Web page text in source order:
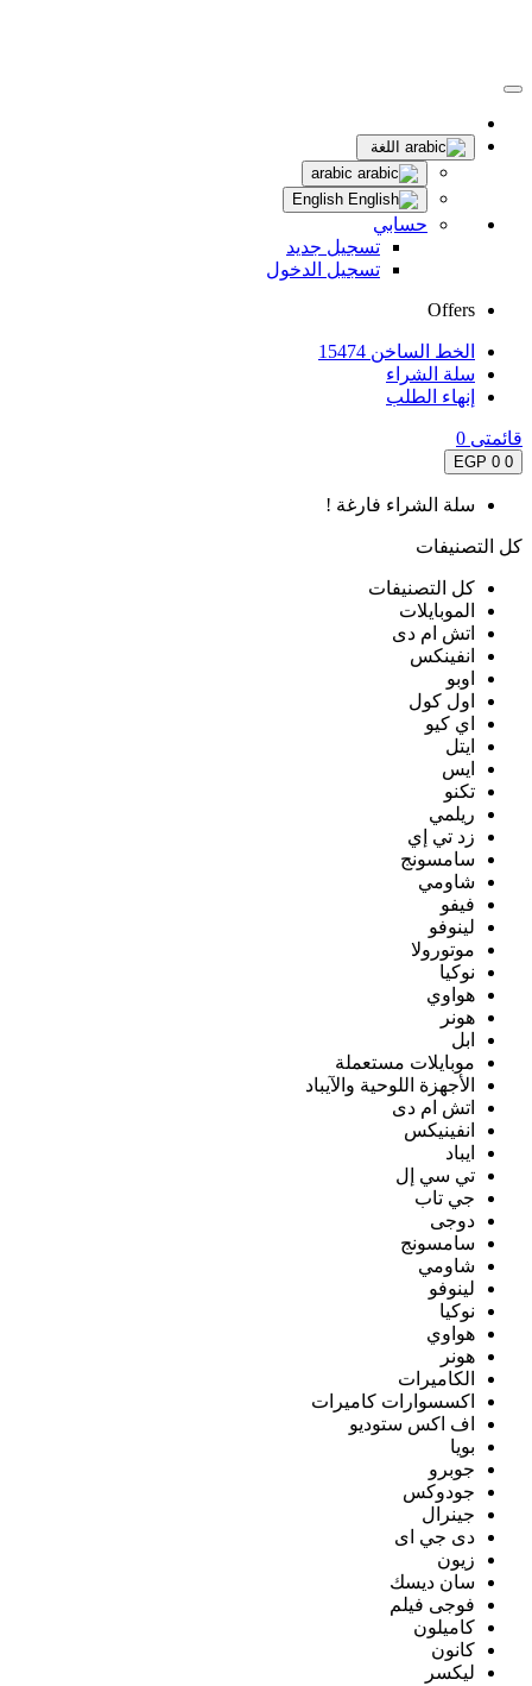
اللغة
حسابي
تسجيل جديد
تسجيل الدخول
Offers
الخط الساخن 15474
سلة الشراء
إنهاء الطلب
قائمتى 0
0
0 EGP
سلة الشراء فارغة !
كل التصنيفات
كل التصنيفات
الموبايلات
اتش ام دى
انفينكس
اوبو
اول كول
اي كيو
ايتل
ايس
تكنو
ريلمي
زد تي إي
سامسونج
شاومي
فيفو
لينوفو
موتورولا
نوكيا
هواوي
هونر
ابل
موبايلات مستعملة
الأجهزة اللوحية والآيباد
اتش ام دى
انفينيكس
ايباد
تي سي إل
جي تاب
دوجى
سامسونج
شاومي
لينوفو
نوكيا
هواوي
هونر
الكاميرات
اكسسوارات كاميرات
اف اكس ستوديو
بويا
جوبرو
جودوكس
جينرال
دى جي اى
زيون
سان ديسك
فوجى فيلم
كاميلون
كانون
ليكسر